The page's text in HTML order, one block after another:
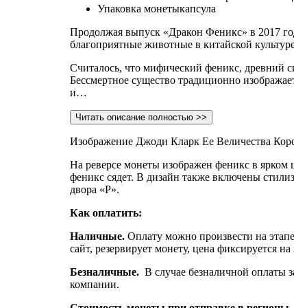
Упаковка монетыкапсула
Продолжая выпуск «Дракон Феникс» в 2017
благоприятные животные в китайской
Считалось, что мифический феникс, древний
Бессмертное существо традиционно
и…
Читать описание полностью >>
Изображение Джоди Кларк Ее Величества
На реверсе монеты изображен феникс в ярком
феникс сядет. В дизайн также включены
двора «P».
Как оплатить:
Наличные. Оплату можно произвести на
сайт, резервирует монету, цена фиксируется на
Безналичные. В случае безналичной оплаты
компании.